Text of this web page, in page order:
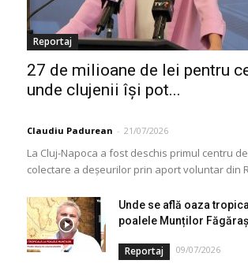
Reportaj
27 de milioane de lei pentru
unde clujenii își pot...
Claudiu Padurean - 21/07/2026
La Cluj-Napoca a fost deschis primul centru de
colectare a deșeurilor prin aport voluntar din
Unde se află oaza
poalele Munților Făgăraș
Reportaj 09/07/2026